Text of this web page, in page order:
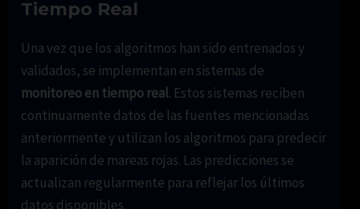
Tiempo Real
Una vez que los algoritmos han sido entrenados y
validados, se implementan en sistemas de
monitoreo en tiempo real. Estos sistemas reciben
continuamente datos de las fuentes mencionadas
anteriormente y utilizan los algoritmos para predecir
la aparición de mareas rojas. Las predicciones se
actualizan regularmente para reflejar los últimos
datos disponibles.